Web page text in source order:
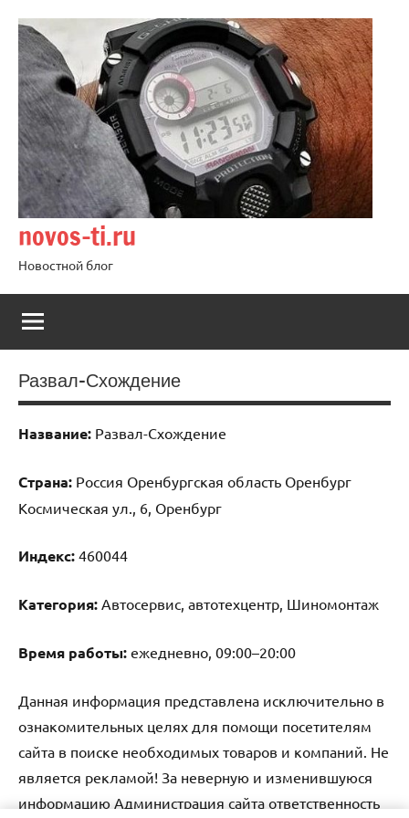
содержимому
novos-ti.ru
Новостной блог
Развал-Схождение
Название: Развал-Схождение
Страна: Россия Оренбургская область Оренбург
Космическая ул., 6, Оренбург
Индекс: 460044
Категория: Автосервис, автотехцентр, Шиномонтаж
Время работы: ежедневно, 09:00–20:00
Данная информация представлена исключительно в
ознакомительных целях для помощи посетителям
сайта в поиске необходимых товаров и компаний. Не
является рекламой! За неверную и изменившуюся
информацию Администрация сайта ответственность